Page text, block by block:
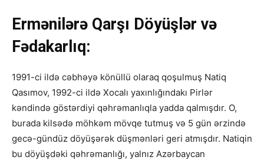
Ermənilərə Qarşı Döyüşlər və
Fədakarlıq:
1991-ci ildə cəbhəyə könüllü olaraq qoşulmuş Natiq
Qasımov, 1992-ci ildə Xocalı yaxınlığındakı Pirlər
kəndində göstərdiyi qəhrəmanlıqla yadda qalmışdır. O,
burada kilsədə möhkəm mövqe tutmuş və 5 gün ərzində
gecə-gündüz döyüşərək düşmənləri geri atmışdır. Natiqin
bu döyüşdəki qəhrəmanlığı, yalnız Azərbaycan